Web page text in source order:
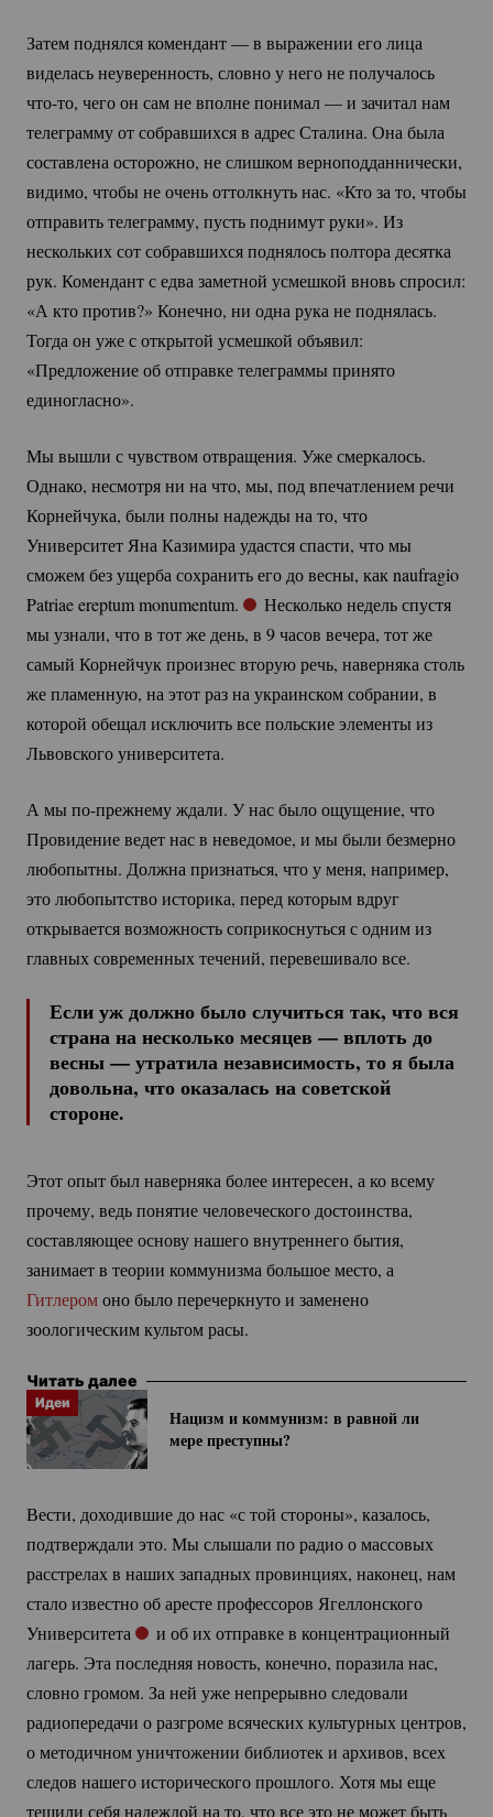
Затем поднялся комендант — в выражении его лица
виделась неуверенность, словно у него не получалось
что-то, чего он сам не вполне понимал — и зачитал нам
телеграмму от собравшихся в адрес Сталина. Она была
составлена осторожно, не слишком верноподданнически,
видимо, чтобы не очень оттолкнуть нас. «Кто за то, чтобы
отправить телеграмму, пусть поднимут руки». Из
нескольких сот собравшихся поднялось полтора десятка
рук. Комендант с едва заметной усмешкой вновь спросил:
«А кто против?» Конечно, ни одна рука не поднялась.
Тогда он уже с открытой усмешкой объявил:
«Предложение об отправке телеграммы принято
единогласно».
Мы вышли с чувством отвращения. Уже смеркалось.
Однако, несмотря ни на что, мы, под впечатлением речи
Корнейчука, были полны надежды на то, что
Университет Яна Казимира удастся спасти, что мы
сможем без ущерба сохранить его до весны, как naufragio
Patriae ereptum monumentum.
Несколько недель спустя
мы узнали, что в тот же день, в 9 часов вечера, тот же
самый Корнейчук произнес вторую речь, наверняка столь
же пламенную, на этот раз на украинском собрании, в
которой обещал исключить все польские элементы из
Львовского университета.
А мы по-прежнемуждали. У нас было ощущение, что
Провидение ведет нас в неведомое, и мы были безмерно
любопытны. Должна признаться, что у меня, например,
это любопытство историка, перед которым вдруг
открывается возможность соприкоснуться с одним из
главных современных течений, перевешивало все.
Если уж должно было случиться так, что вся
страна на несколько месяцев — вплоть до
весны — утратила независимость, то я была
довольна, что оказалась на советской
стороне.
Этот опыт был наверняка более интересен, а ко всему
прочему, ведь понятие человеческого достоинства,
составляющее основу нашего внутреннего бытия,
занимает в теории коммунизма большое место, а
Гитлеромоно было перечеркнуто и заменено
зоологическим культом расы.
Читать далее
Идеи
Нацизм и коммунизм: в равной ли
мере преступны?
Вести, доходившие до нас «с той стороны», казалось,
подтверждали это. Мы слышали по радио о массовых
расстрелах в наших западных провинциях, наконец, нам
стало известно об аресте профессоров Ягеллонского
Университета
и об их отправке в концентрационный
лагерь. Эта последняя новость, конечно, поразила нас,
словно громом. За ней уже непрерывно следовали
радиопередачи о разгроме всяческих культурных центров,
о методичном уничтожении библиотек и архивов, всех
следов нашего исторического прошлого. Хотя мы еще
тешили себя надеждой на то, что все это не может быть